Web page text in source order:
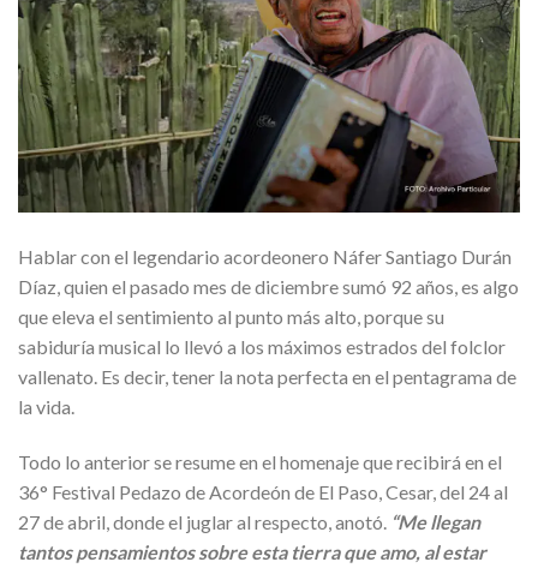
Hablar con el legendario acordeonero Náfer Santiago Durán
Díaz, quien el pasado mes de diciembre sumó 92 años, es algo
que eleva el sentimiento al punto más alto, porque su
sabiduría musical lo llevó a los máximos estrados del folclor
vallenato. Es decir, tener la nota perfecta en el pentagrama de
la vida.
Todo lo anterior se resume en el homenaje que recibirá en el
36° Festival Pedazo de Acordeón de El Paso, Cesar, del 24 al
27 de abril, donde el juglar al respecto, anotó. “Me llegan
tantos pensamientos sobre esta tierra que amo, al estar